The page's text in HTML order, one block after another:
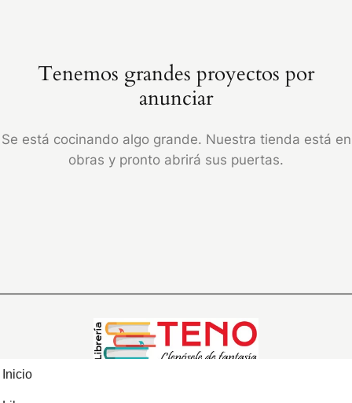
Tenemos grandes proyectos por
anunciar
Se está cocinando algo grande. Nuestra tienda está en
obras y pronto abrirá sus puertas.
Inicio